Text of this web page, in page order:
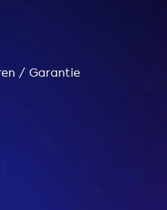
/ Garantie